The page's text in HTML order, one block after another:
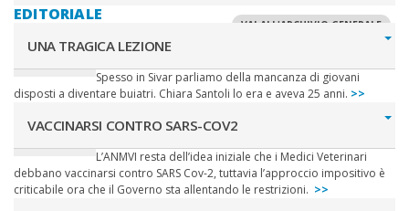
VAI ALL'ARCHIVIO GENERALE
EDITORIALE
UNA TRAGICA LEZIONE
Spesso in Sivar parliamo della mancanza di giovani
disposti a diventare buiatri. Chiara Santoli lo era e aveva 25 anni. >>
VACCINARSI CONTRO SARS-COV2
L’ANMVI resta dell’idea iniziale che i Medici Veterinari
debbano vaccinarsi contro SARS Cov-2, tuttavia l’approccio impositivo è
criticabile ora che il Governo sta allentando le restrizioni. >>